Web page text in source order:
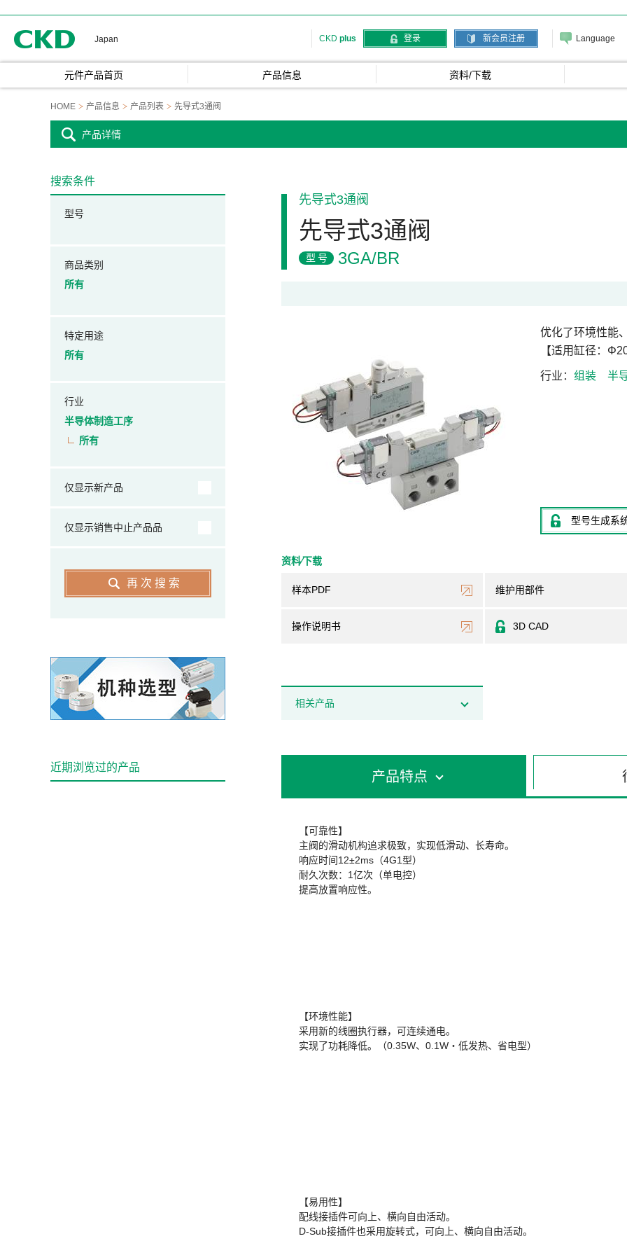
Japan CKD plus 登录 新会员注册 Language
元件产品首页 产品信息 资料/下载
HOME 产品信息 产品列表 先导式3通阀
产品详情
先导式3通阀
先导式3通阀
型号 3GA/BR
优化了环境性能
【适用缸径：
行业 组装 半
型号生成系
资料⁄下载
样本PDF 维护用部件
操作说明书 3D CAD
相关产品
产品特点
【可靠性】
主阀的滑动机构追求极致，实现低滑动、长寿命。
响应时间12±2ms（4G1型）
耐久次数：1亿次（单电控）
提高放置响应性。
【环境性能】
采用新的线圈执行器，可连续通电。
实现了功耗降低。（0.35W、0.1W・低发热、省电型）
【易用性】
配线接插件可向上、横向自由活动。
D-Sub接插件也采用旋转式，可向上、横向自由活动。
搜索条件
型号
商品类别
所有
特定用途
所有
行业
半导体制造工序
所有
仅显示新产品
仅显示销售中止产品品
再次搜索
近期浏览过的产品